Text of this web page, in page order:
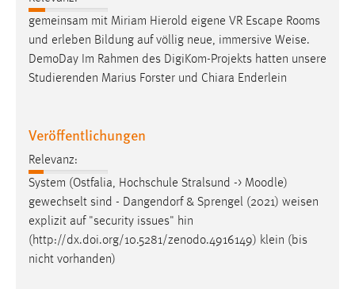
gemeinsam mit Miriam Hierold eigene VR Escape Rooms
und erleben Bildung auf völlig neue, immersive Weise.
DemoDay Im Rahmen des DigiKom-Projekts hatten unsere
Studierenden Marius Forster und Chiara Enderlein
Veröffentlichungen
Relevanz:
System (Ostfalia, Hochschule Stralsund -> Moodle)
gewechselt sind - Dangendorf & Sprengel (2021) weisen
explizit auf "security issues" hin
(http://dx.doi.org/10.5281/zenodo.4916149) klein (bis
nicht vorhanden)